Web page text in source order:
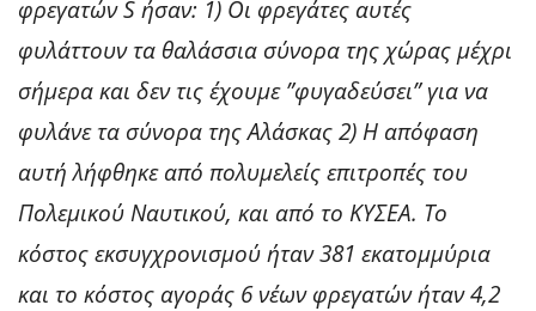
φρεγατών S ήσαν: 1) Οι φρεγάτες αυτές
φυλάττουν τα θαλάσσια σύνορα της χώρας μέχρι
σήμερα και δεν τις έχουμε ”φυγαδεύσει” για να
φυλάνε τα σύνορα της Αλάσκας 2) Η απόφαση
αυτή λήφθηκε από πολυμελείς επιτροπές του
Πολεμικού Ναυτικού, και από το ΚΥΣΕΑ. Το
κόστος εκσυγχρονισμού ήταν 381 εκατομμύρια
και το κόστος αγοράς 6 νέων φρεγατών ήταν 4,2